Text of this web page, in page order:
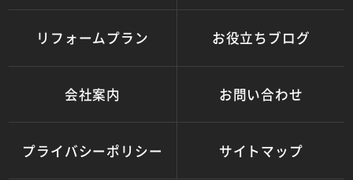
リフォームプラン お役立ちブログ
会社案内 お問い合わせ
プライバシーポリシー サイトマップ